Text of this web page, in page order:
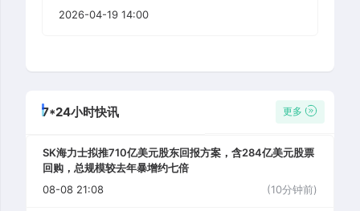
2026-04-19 14:00
7*24小时快讯 更多
SK海力士拟推710亿美元股东回报方案，含284亿美元股票
回购，总规模较去年暴增约七倍
08-08 21:08
(10分钟前)